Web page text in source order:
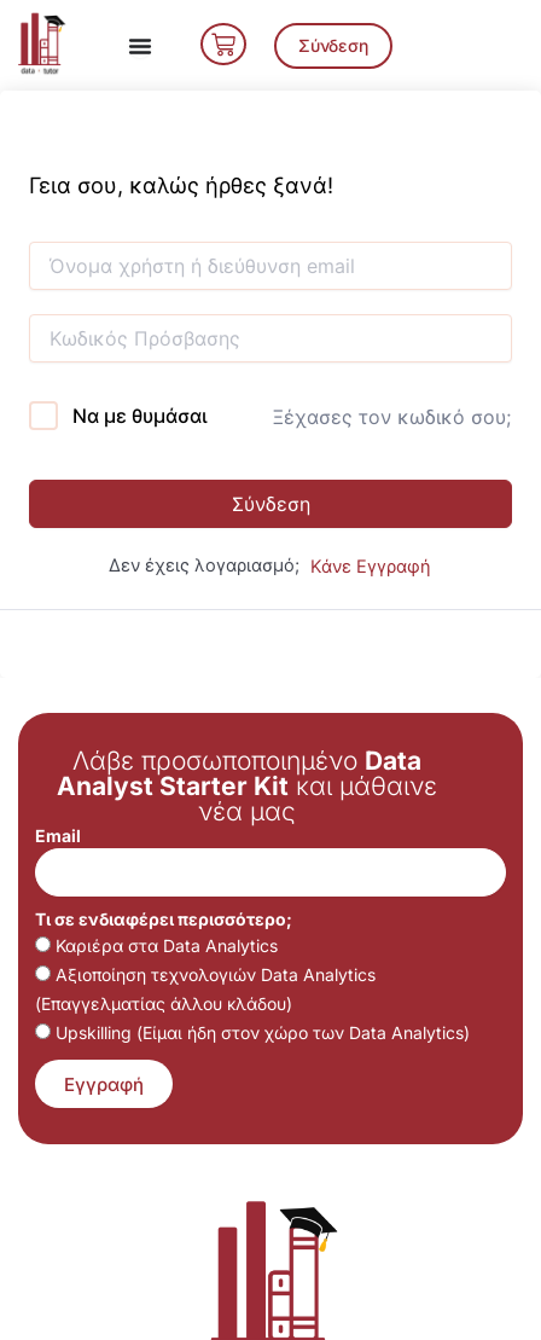
Μετάβαση
περιεχόμενο
Cart Σύνδεση
Γεια σου, καλώς ήρθες ξανά!
Να με θυμάσαι Ξέχασες τον κωδικό σου;
Σύνδεση
Δεν έχεις λογαριασμό; Κάνε Εγγραφή
Λάβε προσωποποιημένο Data
Analyst Starter Kit και μάθαινε
νέα μας
Email
Τι σε ενδιαφέρει περισσότερο;
Καριέρα στα Data Analytics
Αξιοποίηση τεχνολογιών Data Analytics
(Επαγγελματίας άλλου κλάδου)
Upskilling (Είμαι ήδη στον χώρο των Data Analytics)
Εγγραφή